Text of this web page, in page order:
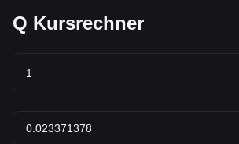
Q Kursrechner